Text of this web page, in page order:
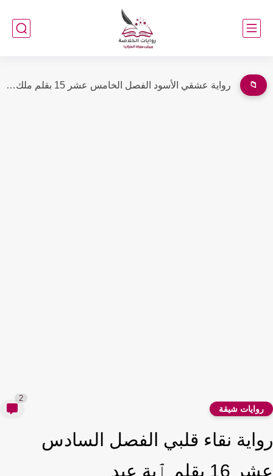
📁 رواية بنات ورد الفصل العشرون 20 بقلم رشا عبد العزيز
شيقة
نقاء قلبي الفصل السادس
بقلم ٱية عيد